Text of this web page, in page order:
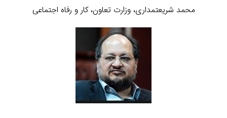
محمد شریعتمداری، وزارت تعاون، کار و رفاه اجتماعی